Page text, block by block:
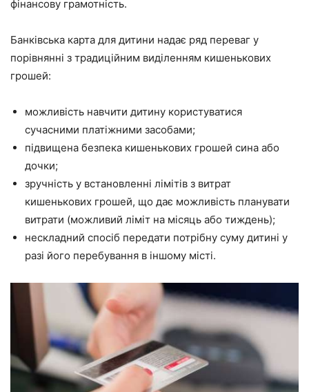
фінансову грамотність.
Банківська карта для дитини надає ряд переваг у
порівнянні з традиційним виділенням кишенькових
грошей:
можливість навчити дитину користуватися
сучасними платіжними засобами;
підвищена безпека кишенькових грошей сина або
дочки;
зручність у встановленні лімітів з витрат
кишенькових грошей, що дає можливість планувати
витрати (можливий ліміт на місяць або тиждень);
нескладний спосіб передати потрібну суму дитині у
разі його перебування в іншому місті.